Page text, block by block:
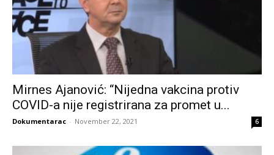
Mirnes Ajanović: “Nijedna vakcina protiv
COVID-a nije registrirana za promet u...
Dokumentarac - November 22, 2021 6